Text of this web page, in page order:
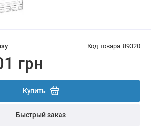
Код товара: 89320
грн
Купить
Быстрый заказ